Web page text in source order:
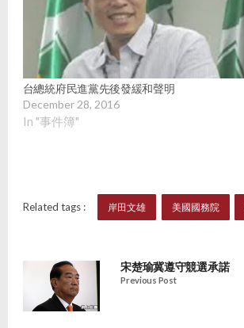
台總統府民進黨先後發緩和聲明
December 28, 2016
In "事件簿"
Related tags : 岸田文雄 美國國務院
宋楚瑜冀遵守競選承諾
Previous Post